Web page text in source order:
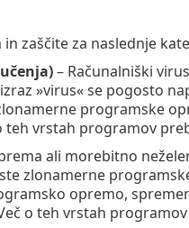
zaščite za naslednje
– Računalniški
»virus« se pogosto
programske
teh vrstah programov
ali morebitno
zlonamerne
opremo,
o teh vrstah